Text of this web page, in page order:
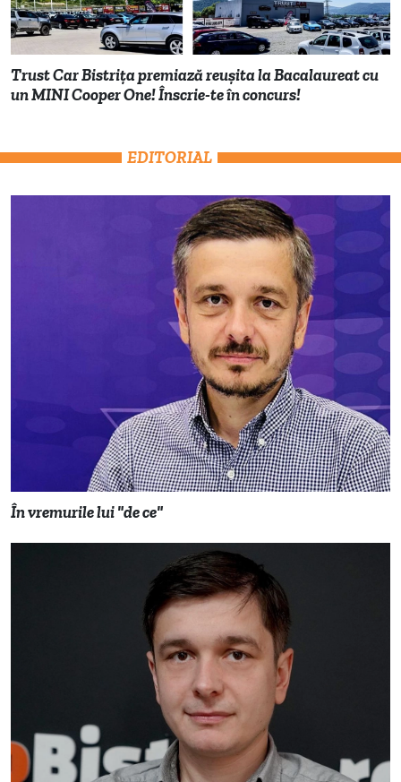
Trust Car Bistrița premiază reușita la Bacalaureat cu
un MINI Cooper One! Înscrie-te în concurs!
EDITORIAL
În vremurile lui "de ce"